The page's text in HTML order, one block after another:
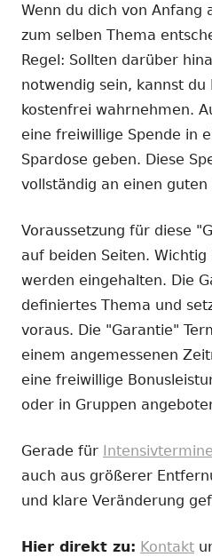
Wenn du dich von Anfang
zum selben Thema
Regel: Sollten darüber
notwendig sein, kannst du
kostenfrei wahrnehmen.
eine freiwillige Spende in
Spardose geben. Diese
vollständig an einen guten
Voraussetzung für diese
auf beiden Seiten.
werden eingehalten. Die
definiertes Thema und
voraus. Die "Garantie"
einem angemessenen
eine freiwillige
oder in Gruppen
Gerade für Intensivtermine
auch aus größerer
und klare Veränderung
Hier direkt zu: Kontakt